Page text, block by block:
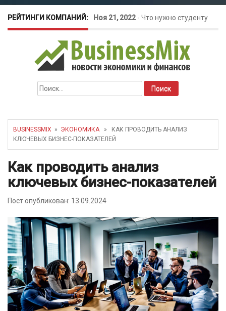
РЕЙТИНГИ КОМПАНИЙ: Ноя 21, 2022- Что нужно студенту
для открытия бизнеса?
Окт 26, 2022-Телефония для
amoCRM: лучшие инструменты для
бизнеса
как защитить свой бизнес?
Найти:
BUSINESSMIX » ЭКОНОМИКА» КАК ПРОВОДИТЬ АНАЛИЗ
КЛЮЧЕВЫХ БИЗНЕС-ПОКАЗАТЕЛЕЙ
Как проводить анализ
ключевых бизнес-показателей
Пост опубликован: 13.09.2024